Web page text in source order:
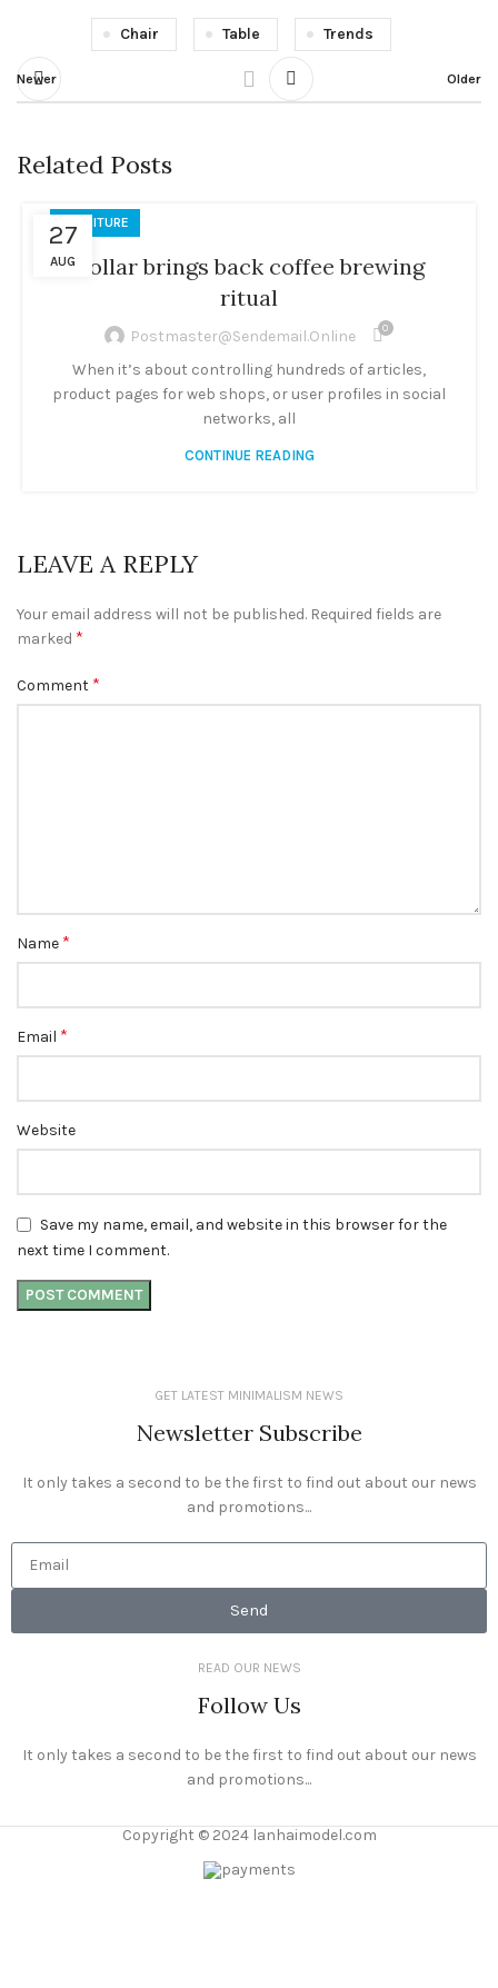
Chair Table Trends
Newer Older
Related Posts
27
AUG
FURNITURE
Collar brings back coffee brewing
ritual
Postmaster@sendemail.online 0
When it’s about controlling hundreds of articles,
product pages for web shops, or user profiles in social
networks, all
CONTINUE READING
LEAVE A REPLY
Your email address will not be published. Required fields are
marked *
Comment *
Name *
Email *
Website
Save my name, email, and website in this browser for the
next time I comment.
GET LATEST MINIMALISM NEWS
Newsletter Subscribe
It only takes a second to be the first to find out about our news
and promotions...
Send
READ OUR NEWS
Follow Us
It only takes a second to be the first to find out about our news
and promotions...
Copyright © 2024 lanhaimodel.com